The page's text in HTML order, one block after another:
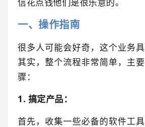
一、操作指南
很多人可能会好奇，这个业务
其实，整个流程非常简单，主
骤：
1. 搞定产品：
首先，收集一些必备的软件工